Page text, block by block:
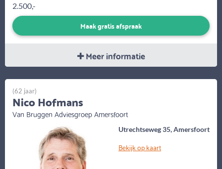
2.500,-
Maak gratis afspraak
Meer informatie
Utrechtseweg 35, Amersfoort
Bekijk op kaart
(62 jaar)
Nico Hofmans
Van Bruggen Adviesgroep Amersfoort